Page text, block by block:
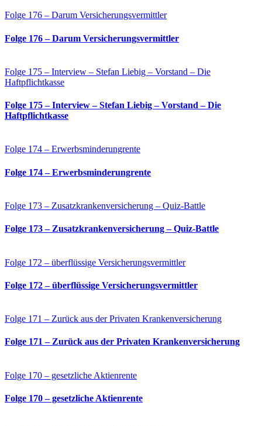
Folge 176 – Darum Versicherungsvermittler
Folge 176 – Darum Versicherungsvermittler
Folge 175 – Interview – Stefan Liebig – Vorstand – Die
Haftpflichtkasse
Folge 175 – Interview – Stefan Liebig – Vorstand – Die
Haftpflichtkasse
Folge 174 – Erwerbsminderungrente
Folge 174 – Erwerbsminderungrente
Folge 173 – Zusatzkrankenversicherung – Quiz-Battle
Folge 173 – Zusatzkrankenversicherung – Quiz-Battle
Folge 172 – überflüssige Versicherungsvermittler
Folge 172 – überflüssige Versicherungsvermittler
Folge 171 – Zurück aus der Privaten Krankenversicherung
Folge 171 – Zurück aus der Privaten Krankenversicherung
Folge 170 – gesetzliche Aktienrente
Folge 170 – gesetzliche Aktienrente